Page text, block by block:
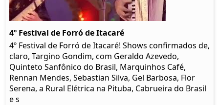
4º Festival de Forró de Itacaré
4º Festival de Forró de Itacaré! Shows confirmados de,
claro, Targino Gondim, com Geraldo Azevedo,
Quinteto Sanfônico do Brasil, Marquinhos Café,
Rennan Mendes, Sebastian Silva, Gel Barbosa, Flor
Serena, a Rural Elétrica na Pituba, Cabrueira do Brasil
e s